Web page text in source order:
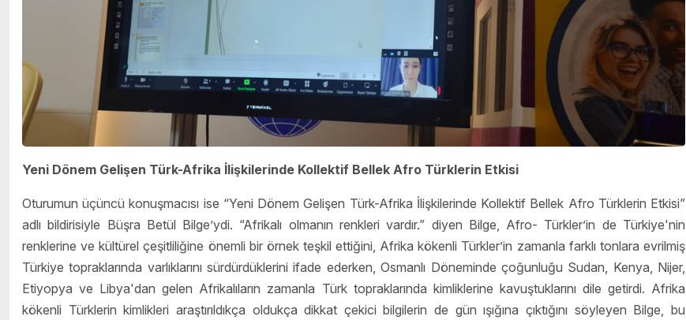
Yeni Dönem Gelişen Türk-Afrika İlişkilerinde Kollektif Bellek Afro Türklerin Etkisi
Oturumun üçüncü konuşmacısı ise “Yeni Dönem Gelişen Türk-Afrika İlişkilerinde Kollektif Bellek Afro Türklerin Etkisi”
adlı bildirisiyle Büşra Betül Bilge’ydi. “Afrikalı olmanın renkleri vardır.” diyen Bilge, Afro- Türkler’in de Türkiye'nin
renklerine ve kültürel çeşitliliğine önemli bir örnek teşkil ettiğini, Afrika kökenli Türkler’in zamanla farklı tonlara evrilmiş
Türkiye topraklarında varlıklarını sürdürdüklerini ifade ederken, Osmanlı Döneminde çoğunluğu Sudan, Kenya, Nijer,
Etiyopya ve Libya'dan gelen Afrikalıların zamanla Türk topraklarında kimliklerine kavuştuklarını dile getirdi. Afrika
kökenli Türklerin kimlikleri araştırıldıkça oldukça dikkat çekici bilgilerin de gün ışığına çıktığını söyleyen Bilge, bu